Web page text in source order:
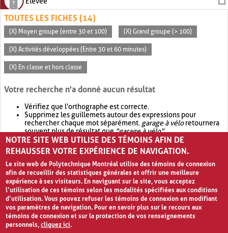
TOUTES LES FICHES (14)
(X) Moyen groupe (entre 30 et 100) (X) Grand groupe (> 100)
(X) Activités développées (Entre 30 et 60 minutes)
(X) En classe et hors classe
Votre recherche n'a donné aucun résultat
Vérifiez que l'orthographe est correcte.
Supprimez les guillemets autour des expressions pour
rechercher chaque mot séparément. garage à véloretournera
souvent plus de résultat que"garage à vélo".
Envisagez d'élargir votre recherche avec OR.garage OR vélo
retournera souvent plus de résultat quegarage à vélo
NOTRE SITE WEB UTILISE DES TÉMOINS AFIN DE
REHAUSSER VOTRE EXPÉRIENCE DE NAVIGATION.
Le site web de Polytechnique Montréal utilise des témoins de connexion
afin de recueillir des statistiques générales et offrir une meilleure
expérience à ses visiteurs. En naviguant sur le site, vous acceptez
l’utilisation de ces témoins selon les modalités spécifiées aux conditions
d’utilisation. Vous pouvez refuser les témoins de connexion en modifiant
vos paramètres de navigation. Pour en savoir plus sur le recours aux
témoins de connexion et sur la protection de vos renseignements
personnels,cliquez ici.